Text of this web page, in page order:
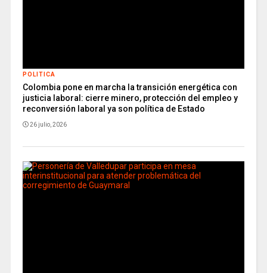
POLITICA
Colombia pone en marcha la transición energética con
justicia laboral: cierre minero, protección del empleo y
reconversión laboral ya son política de Estado
26 julio, 2026